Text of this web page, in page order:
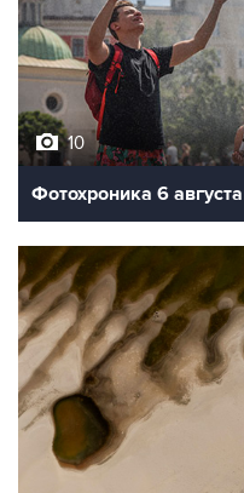
Фотохроника 6 августа